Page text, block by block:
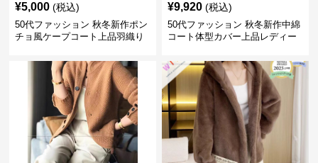
¥5,000 (税込)
50代ファッション 秋冬新作ポン
チョ風ケープコート上品羽織り
¥9,920 (税込)
50代ファッション 秋冬新作中綿
コート体型カバー上品レディー